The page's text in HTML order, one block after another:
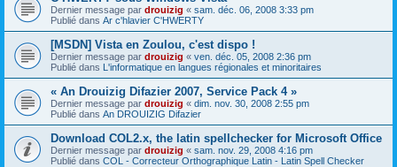
Dernier message par drouizig « sam. déc. 06, 2008 3:33 pm
Publié dans Ar c'hlavier C'HWERTY
[MSDN] Vista en Zoulou, c'est dispo !
Dernier message par drouizig « ven. déc. 05, 2008 2:36 pm
Publié dans L'informatique en langues régionales et minoritaires
« An Drouizig Difazier 2007, Service Pack 4 »
Dernier message par drouizig « dim. nov. 30, 2008 2:55 pm
Publié dans An DROUIZIG Difazier
Download COL2.x, the latin spellchecker for Microsoft Office
Dernier message par drouizig « sam. nov. 29, 2008 4:16 pm
Publié dans COL - Correcteur Orthographique Latin - Latin Spell Checker